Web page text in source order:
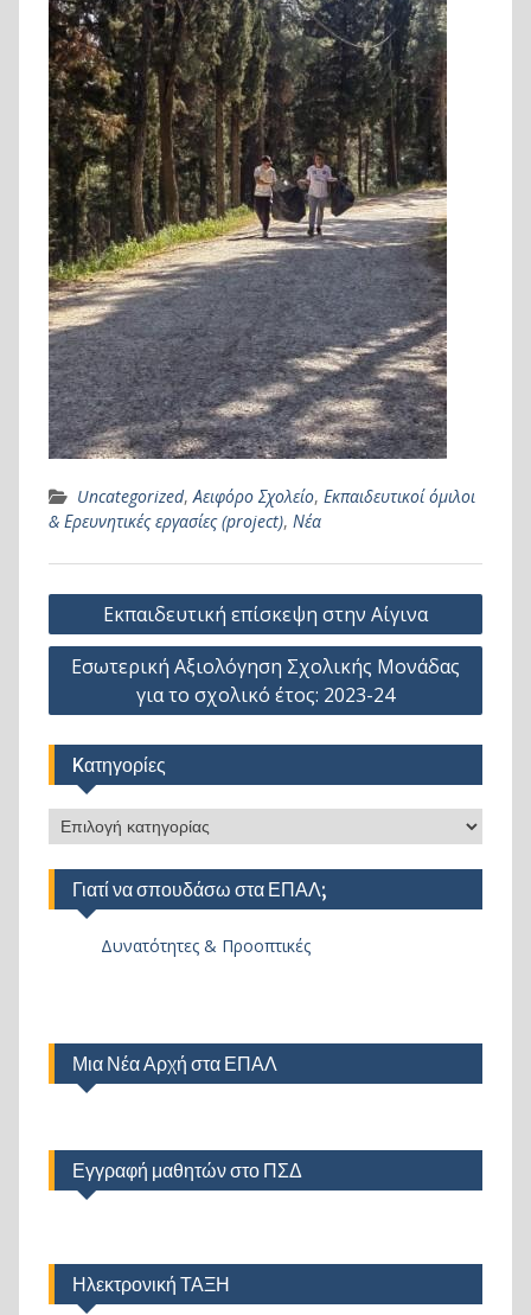
Uncategorized, Αειφόρο Σχολείο, Εκπαιδευτικοί όμιλοι
& Ερευνητικές εργασίες (project), Νέα
Πλοήγηση
άρθρων
Εκπαιδευτική επίσκεψη στην Αίγινα
Εσωτερική Αξιολόγηση Σχολικής Μονάδας
για το σχολικό έτος: 2023-24
Kατηγορίες
Kατηγορίες
Γιατί να σπουδάσω στα ΕΠΑΛ;
Δυνατότητες & Προοπτικές
Μια Νέα Αρχή στα ΕΠΑΛ
Εγγραφή μαθητών στο ΠΣΔ
Ηλεκτρονική ΤΑΞΗ